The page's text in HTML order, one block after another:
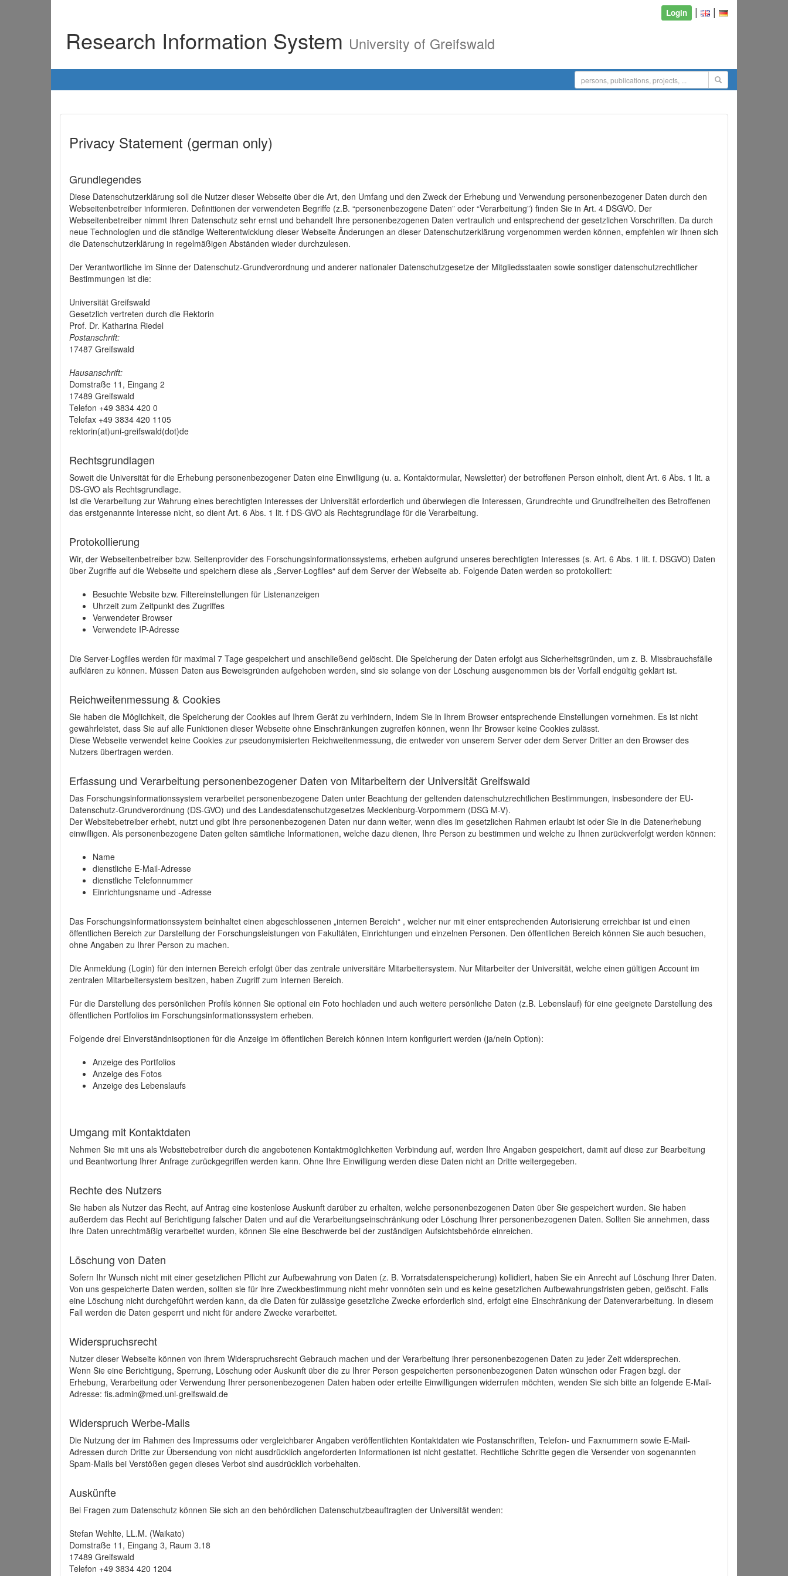
Login | |
Research Information System University of Greifswald
Privacy Statement (german only)
Grundlegendes
Diese Datenschutzerklärung soll die Nutzer dieser Webseite über die Art, den Umfang und den Zweck der Erhebung und Verwendung personenbezogener Daten durch den
Webseitenbetreiber informieren. Definitionen der verwendeten Begriffe (z.B. “personenbezogene Daten” oder “Verarbeitung”) finden Sie in Art. 4 DSGVO. Der
Webseitenbetreiber nimmt Ihren Datenschutz sehr ernst und behandelt Ihre personenbezogenen Daten vertraulich und entsprechend der gesetzlichen Vorschriften. Da durch
neue Technologien und die ständige Weiterentwicklung dieser Webseite Änderungen an dieser Datenschutzerklärung vorgenommen werden können, empfehlen wir Ihnen sich
die Datenschutzerklärung in regelmäßigen Abständen wieder durchzulesen.
Der Verantwortliche im Sinne der Datenschutz-Grundverordnung und anderer nationaler Datenschutzgesetze der Mitgliedsstaaten sowie sonstiger datenschutzrechtlicher
Bestimmungen ist die:
Universität Greifswald
Gesetzlich vertreten durch die Rektorin
Prof. Dr. Katharina Riedel
Postanschrift:
17487 Greifswald
Hausanschrift:
Domstraße 11, Eingang 2
17489 Greifswald
Telefon +49 3834 420 0
Telefax +49 3834 420 1105
rektorin(at)uni-greifswald(dot)de
Rechtsgrundlagen
Soweit die Universität für die Erhebung personenbezogener Daten eine Einwilligung (u. a. Kontaktormular, Newsletter) der betroffenen Person einholt, dient Art. 6 Abs. 1 lit. a
DS-GVO als Rechtsgrundlage.
Ist die Verarbeitung zur Wahrung eines berechtigten Interesses der Universität erforderlich und überwiegen die Interessen, Grundrechte und Grundfreiheiten des Betroffenen
das erstgenannte Interesse nicht, so dient Art. 6 Abs. 1 lit. f DS-GVO als Rechtsgrundlage für die Verarbeitung.
Protokollierung
Wir, der Webseitenbetreiber bzw. Seitenprovider des Forschungsinformationssystems, erheben aufgrund unseres berechtigten Interesses (s. Art. 6 Abs. 1 lit. f. DSGVO) Daten
über Zugriffe auf die Webseite und speichern diese als „Server-Logfiles“ auf dem Server der Webseite ab. Folgende Daten werden so protokolliert:
Besuchte Website bzw. Filtereinstellungen für Listenanzeigen
Uhrzeit zum Zeitpunkt des Zugriffes
Verwendeter Browser
Verwendete IP-Adresse
Die Server-Logfiles werden für maximal 7 Tage gespeichert und anschließend gelöscht. Die Speicherung der Daten erfolgt aus Sicherheitsgründen, um z. B. Missbrauchsfälle
aufklären zu können. Müssen Daten aus Beweisgründen aufgehoben werden, sind sie solange von der Löschung ausgenommen bis der Vorfall endgültig geklärt ist.
Reichweitenmessung & Cookies
Sie haben die Möglichkeit, die Speicherung der Cookies auf Ihrem Gerät zu verhindern, indem Sie in Ihrem Browser entsprechende Einstellungen vornehmen. Es ist nicht
gewährleistet, dass Sie auf alle Funktionen dieser Webseite ohne Einschränkungen zugreifen können, wenn Ihr Browser keine Cookies zulässt.
Diese Webseite verwendet keine Cookies zur pseudonymisierten Reichweitenmessung, die entweder von unserem Server oder dem Server Dritter an den Browser des
Nutzers übertragen werden.
Erfassung und Verarbeitung personenbezogener Daten von Mitarbeitern der Universität Greifswald
Das Forschungsinformationssystem verarbeitet personenbezogene Daten unter Beachtung der geltenden datenschutzrechtlichen Bestimmungen, insbesondere der EU-
Datenschutz-Grundverordnung (DS-GVO) und des Landesdatenschutzgesetzes Mecklenburg-Vorpommern (DSG M-V).
Der Websitebetreiber erhebt, nutzt und gibt Ihre personenbezogenen Daten nur dann weiter, wenn dies im gesetzlichen Rahmen erlaubt ist oder Sie in die Datenerhebung
einwilligen. Als personenbezogene Daten gelten sämtliche Informationen, welche dazu dienen, Ihre Person zu bestimmen und welche zu Ihnen zurückverfolgt werden können:
Name
dienstliche E-Mail-Adresse
dienstliche Telefonnummer
Einrichtungsname und -Adresse
Das Forschungsinformationssystem beinhaltet einen abgeschlossenen „internen Bereich“ , welcher nur mit einer entsprechenden Autorisierung erreichbar ist und einen
öffentlichen Bereich zur Darstellung der Forschungsleistungen von Fakultäten, Einrichtungen und einzelnen Personen. Den öffentlichen Bereich können Sie auch besuchen,
ohne Angaben zu Ihrer Person zu machen.
Die Anmeldung (Login) für den internen Bereich erfolgt über das zentrale universitäre Mitarbeitersystem. Nur Mitarbeiter der Universität, welche einen gültigen Account im
zentralen Mitarbeitersystem besitzen, haben Zugriff zum internen Bereich.
Für die Darstellung des persönlichen Profils können Sie optional ein Foto hochladen und auch weitere persönliche Daten (z.B. Lebenslauf) für eine geeignete Darstellung des
öffentlichen Portfolios im Forschungsinformationssystem erheben.
Folgende drei Einverständnisoptionen für die Anzeige im öffentlichen Bereich können intern konfiguriert werden (ja/nein Option):
Anzeige des Portfolios
Anzeige des Fotos
Anzeige des Lebenslaufs
Umgang mit Kontaktdaten
Nehmen Sie mit uns als Websitebetreiber durch die angebotenen Kontaktmöglichkeiten Verbindung auf, werden Ihre Angaben gespeichert, damit auf diese zur Bearbeitung
und Beantwortung Ihrer Anfrage zurückgegriffen werden kann. Ohne Ihre Einwilligung werden diese Daten nicht an Dritte weitergegeben.
Rechte des Nutzers
Sie haben als Nutzer das Recht, auf Antrag eine kostenlose Auskunft darüber zu erhalten, welche personenbezogenen Daten über Sie gespeichert wurden. Sie haben
außerdem das Recht auf Berichtigung falscher Daten und auf die Verarbeitungseinschränkung oder Löschung Ihrer personenbezogenen Daten. Sollten Sie annehmen, dass
Ihre Daten unrechtmäßig verarbeitet wurden, können Sie eine Beschwerde bei der zuständigen Aufsichtsbehörde einreichen.
Löschung von Daten
Sofern Ihr Wunsch nicht mit einer gesetzlichen Pflicht zur Aufbewahrung von Daten (z. B. Vorratsdatenspeicherung) kollidiert, haben Sie ein Anrecht auf Löschung Ihrer Daten.
Von uns gespeicherte Daten werden, sollten sie für ihre Zweckbestimmung nicht mehr vonnöten sein und es keine gesetzlichen Aufbewahrungsfristen geben, gelöscht. Falls
eine Löschung nicht durchgeführt werden kann, da die Daten für zulässige gesetzliche Zwecke erforderlich sind, erfolgt eine Einschränkung der Datenverarbeitung. In diesem
Fall werden die Daten gesperrt und nicht für andere Zwecke verarbeitet.
Widerspruchsrecht
Nutzer dieser Webseite können von ihrem Widerspruchsrecht Gebrauch machen und der Verarbeitung ihrer personenbezogenen Daten zu jeder Zeit widersprechen.
Wenn Sie eine Berichtigung, Sperrung, Löschung oder Auskunft über die zu Ihrer Person gespeicherten personenbezogenen Daten wünschen oder Fragen bzgl. der
Erhebung, Verarbeitung oder Verwendung Ihrer personenbezogenen Daten haben oder erteilte Einwilligungen widerrufen möchten, wenden Sie sich bitte an folgende E-Mail-
Adresse: fis.admin@med.uni-greifswald.de
Widerspruch Werbe-Mails
Die Nutzung der im Rahmen des Impressums oder vergleichbarer Angaben veröffentlichten Kontaktdaten wie Postanschriften, Telefon- und Faxnummern sowie E-Mail-
Adressen durch Dritte zur Übersendung von nicht ausdrücklich angeforderten Informationen ist nicht gestattet. Rechtliche Schritte gegen die Versender von sogenannten
Spam-Mails bei Verstößen gegen dieses Verbot sind ausdrücklich vorbehalten.
Auskünfte
Bei Fragen zum Datenschutz können Sie sich an den behördlichen Datenschutzbeauftragten der Universität wenden:
Stefan Wehlte, LL.M. (Waikato)
Domstraße 11, Eingang 3, Raum 3.18
17489 Greifswald
Telefon +49 3834 420 1204